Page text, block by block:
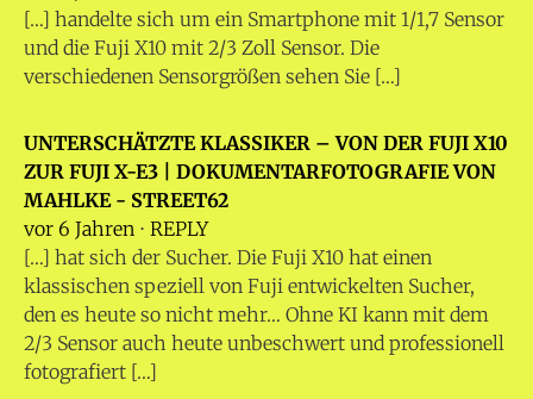
[…] handelte sich um ein Smartphone mit 1/1,7 Sensor
und die Fuji X10 mit 2/3 Zoll Sensor. Die
verschiedenen Sensorgrößen sehen Sie […]
UNTERSCHÄTZTE KLASSIKER – VON DER FUJI X10
ZUR FUJI X-E3 | DOKUMENTARFOTOGRAFIE VON
MAHLKE - STREET62
vor 6 Jahren ⋅ REPLY
[…] hat sich der Sucher. Die Fuji X10 hat einen
klassischen speziell von Fuji entwickelten Sucher,
den es heute so nicht mehr… Ohne KI kann mit dem
2/3 Sensor auch heute unbeschwert und professionell
fotografiert […]